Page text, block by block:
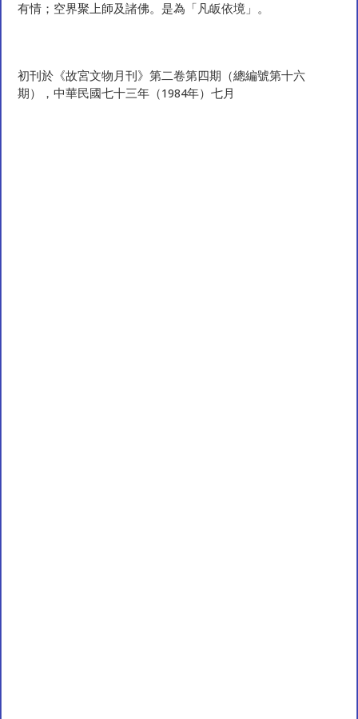
有情；空界聚上師及諸佛。是為「凡皈依境」。
初刊於《故宮文物月刊》第二卷第四期（總編號第十六
期），中華民國七十三年（1984年）七月